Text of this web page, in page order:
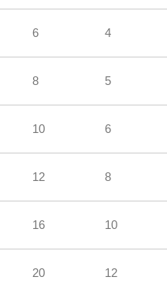
6 4
8 5
10 6
12 8
16 10
20 12